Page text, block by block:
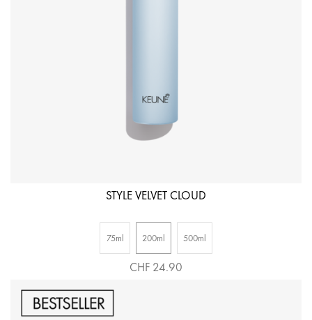
STYLE VELVET CLOUD
75ml 200ml 500ml
CHF 24.90